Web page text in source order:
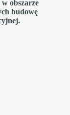
obszarze
budowę